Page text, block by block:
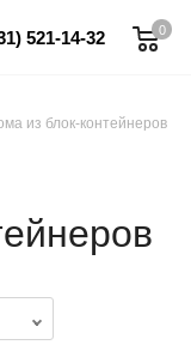
0
521-14-32
из блок-контейнеров